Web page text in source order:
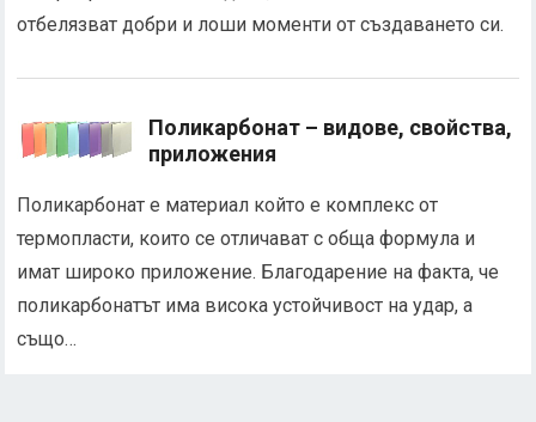
отбелязват добри и лоши моменти от създаването си.
Поликарбонат – видове, свойства,
приложения
Поликарбонат е материал който е комплекс от
термопласти, които се отличават с обща формула и
имат широко приложение. Благодарение на факта, че
поликарбонатът има висока устойчивост на удар, а
също…